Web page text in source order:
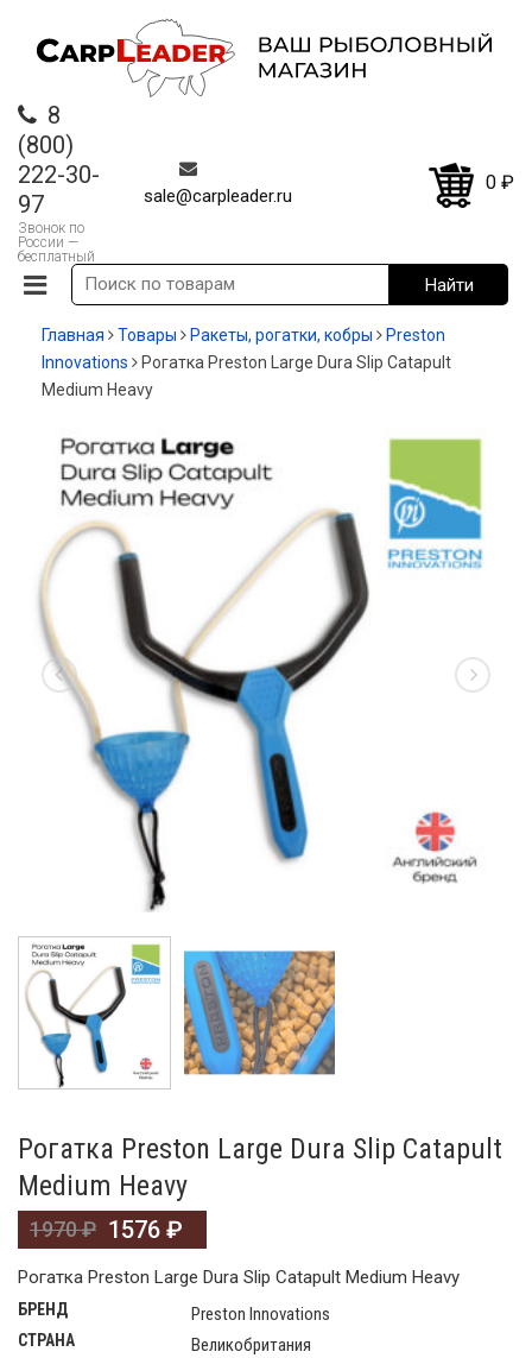
8
(800)
222-30-
97
Звонок по
России —
бесплатный
sale@carpleader.ru
0 ₽
Главная Товары Ракеты, рогатки, кобры
Preston
Innovations
Рогатка Preston Large Dura Slip Catapult
Medium Heavy
-20%
Рогатка Preston Large Dura Slip Catapult
Medium Heavy
1970₽ 1576 ₽
Рогатка Preston Large Dura Slip Catapult Medium Heavy
БРЕНД Preston Innovations
СТРАНА
Великобритания